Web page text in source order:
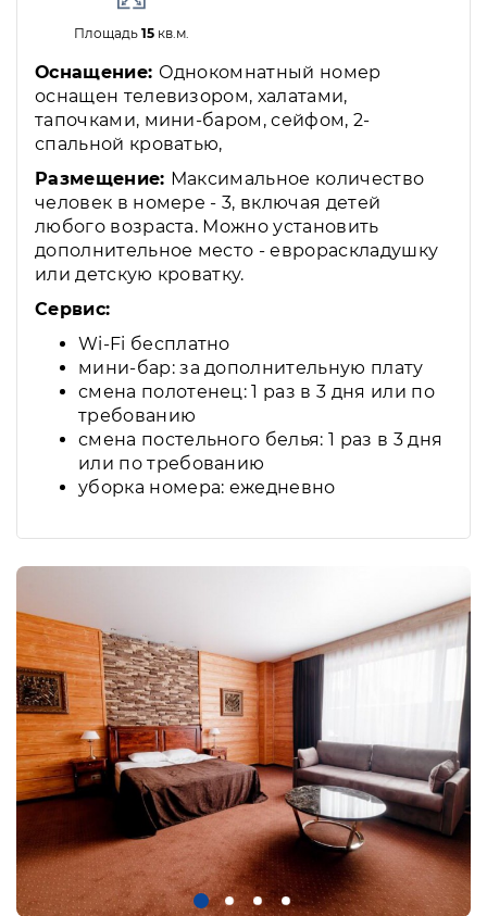
Площадь 15кв.м.
Оснащение: Однокомнатный номер
оснащен телевизором, халатами,
тапочками, мини-баром, сейфом, 2-
спальной кроватью,
Размещение: Максимальное количество
человек в номере - 3, включая детей
любого возраста. Можно установить
дополнительное место - еврораскладушку
или детскую кроватку.
Сервис:
Wi-Fi бесплатно
мини-бар: за дополнительную плату
смена полотенец: 1 раз в 3 дня или по
требованию
смена постельного белья: 1 раз в 3 дня
или по требованию
уборка номера: ежедневно